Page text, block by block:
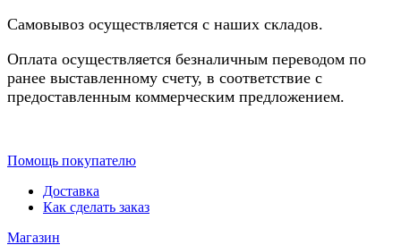
Самовывоз осуществляется с наших складов.
Оплата осуществляется безналичным переводом по
ранее выставленному счету, в соответствие с
предоставленным коммерческим предложением.
Помощь покупателю
Доставка
Как сделать заказ
Магазин